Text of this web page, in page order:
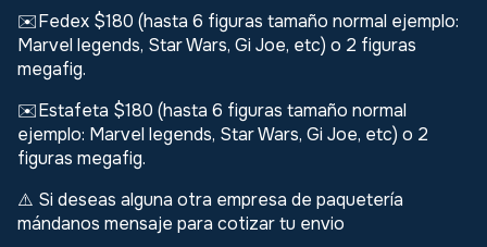
✉️Fedex $180 (hasta 6 figuras tamaño normal ejemplo:
Marvel legends, Star Wars, Gi Joe, etc) o 2 figuras
megafig.
✉️Estafeta $180 (hasta 6 figuras tamaño normal
ejemplo: Marvel legends, Star Wars, Gi Joe, etc) o 2
figuras megafig.
⚠️ Si deseas alguna otra empresa de paquetería
mándanos mensaje para cotizar tu envio